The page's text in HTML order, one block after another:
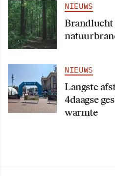
NIEUWS
NIEUWS
Langste
4daagse
warmte